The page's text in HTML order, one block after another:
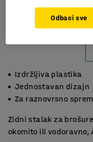
Izdržljiva plastika
Jednostavan dizajn
Za raznovrsno
Zidni stalak za
okomito ili vodoravno,
Odbaci sve